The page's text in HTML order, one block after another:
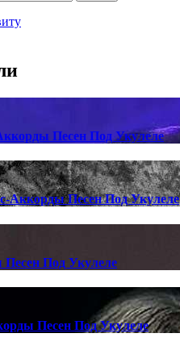
Песен Под Укулеле
Аккорды Песен Под Укулеле
Под Укулеле
Песен Под Укулеле